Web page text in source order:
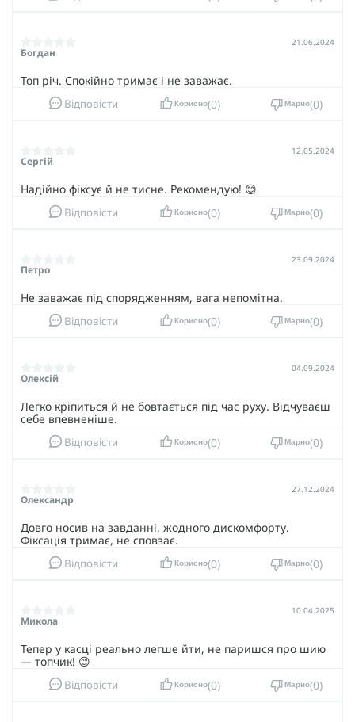
Богдан
21.06.2024
Топ річ. Спокійно тримає і не заважає.
Відповісти Корисно 0 Марно 0
Сергій
12.05.2024
Надійно фіксує й не тисне. Рекомендую! 😊
Відповісти Корисно 0 Марно 0
Петро
23.09.2024
Не заважає під спорядженням, вага непомітна.
Відповісти Корисно 0 Марно 0
Олексій
04.09.2024
Легко кріпиться й не бовтається під час руху. Відчуваєш
себе впевненіше.
Відповісти Корисно 0 Марно 0
Олександр
27.12.2024
Довго носив на завданні, жодного дискомфорту.
Фіксація тримає, не сповзає.
Відповісти Корисно 0 Марно 0
Микола
10.04.2025
Тепер у касці реально легше йти, не паришся про шию
— топчик! 😊
Відповісти Корисно 0 Марно 0